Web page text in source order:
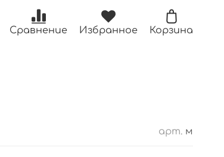
Сравнение Избранное Корзина
арт. м